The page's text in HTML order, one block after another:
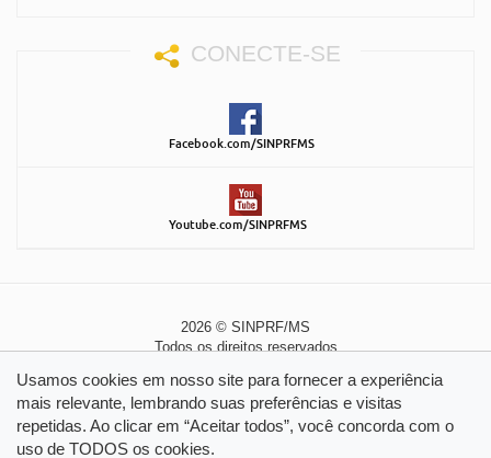
CONECTE-SE
Facebook.com/SINPRFMS
Youtube.com/SINPRFMS
2026 © SINPRF/MS
Todos os direitos reservados
Usamos cookies em nosso site para fornecer a experiência
mais relevante, lembrando suas preferências e visitas
repetidas. Ao clicar em “Aceitar todos”, você concorda com o
uso de TODOS os cookies.